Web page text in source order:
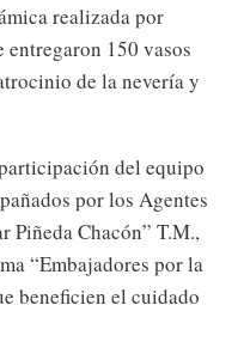
realizada por
150 vasos
de la nevería y
del equipo
por los Agentes
Piñeda Chacón” T.M.,
“Embajadores por la
beneficien el cuidado